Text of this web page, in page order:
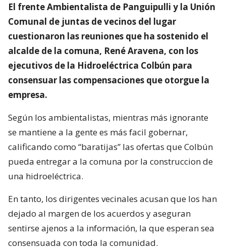
El frente Ambientalista de Panguipulli y la Unión
Comunal de juntas de vecinos del lugar
cuestionaron las reuniones que ha sostenido el
alcalde de la comuna, René Aravena, con los
ejecutivos de la Hidroeléctrica Colbún para
consensuar las compensaciones que otorgue la
empresa.
Según los ambientalistas, mientras más ignorante
se mantiene a la gente es más facil gobernar,
calificando como “baratijas” las ofertas que Colbún
pueda entregar a la comuna por la construccion de
una hidroeléctrica.
En tanto, los dirigentes vecinales acusan que los han
dejado al margen de los acuerdos y aseguran
sentirse ajenos a la información, la que esperan sea
consensuada con toda la comunidad.